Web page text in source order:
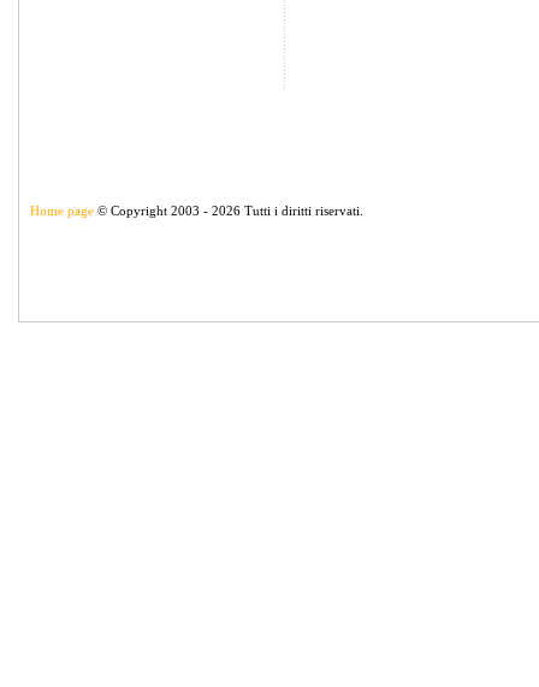
Home page © Copyright 2003 - 2026 Tutti i diritti riservati.